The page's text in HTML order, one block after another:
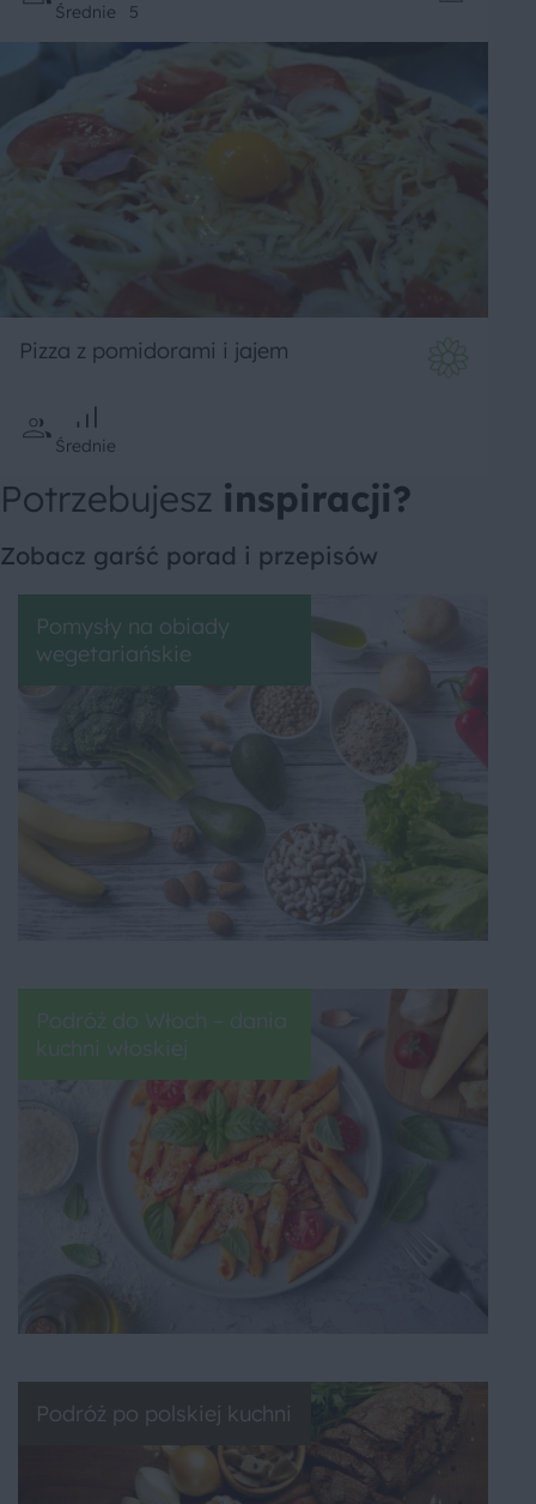
Średnie 5
Pizza z pomidorami i jajem
Średnie
Potrzebujesz inspiracji?
Zobacz garść porad i przepisów
Pomysły na obiady
wegetariańskie
Podróż do Włoch – dania
kuchni włoskiej
Podróż po polskiej kuchni